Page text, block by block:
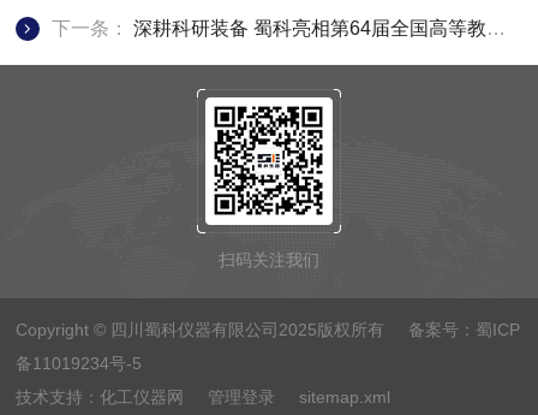
下一条：深耕科研装备 蜀科亮相第64届全国高等教育博览会
扫码关注我们
Copyright © 四川蜀科仪器有限公司2025版权所有 备案号： 蜀ICP
备11019234号-5
技术支持：化工仪器网 管理登录 sitemap.xml